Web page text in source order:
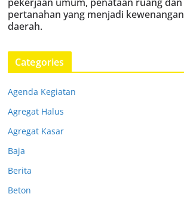
pertanahan yang menjadi kewenangan
daerah.
Categories
Agenda Kegiatan
Agregat Halus
Agregat Kasar
Baja
Berita
Beton